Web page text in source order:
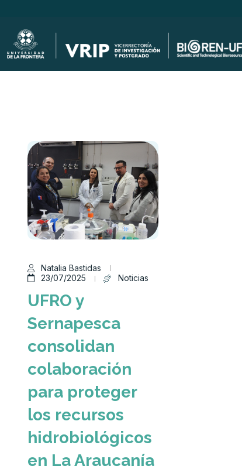
Natalia Bastidas
23/07/2025
Noticias
UFRO y
Sernapesca
consolidan
colaboración
para proteger
los recursos
hidrobiológicos
en La Araucanía